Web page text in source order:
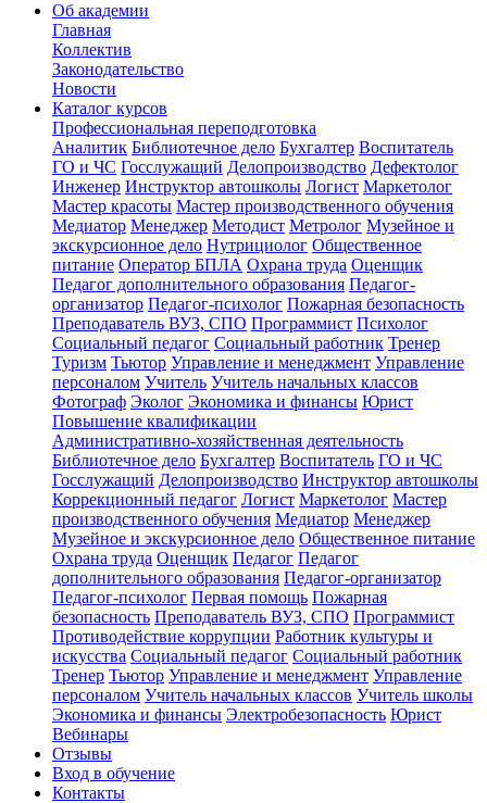
Об академии
Главная
Коллектив
Законодательство
Новости
Каталог курсов
Профессиональная переподготовка
Аналитик Библиотечное дело Бухгалтер Воспитатель
ГО и ЧС Госслужащий Делопроизводство Дефектолог
Инженер Инструктор автошколы Логист Маркетолог
Мастер красоты Мастер производственного обучения
Медиатор Менеджер Методист Метролог Музейное и
экскурсионное дело Нутрициолог Общественное
питание Оператор БПЛА Охрана труда Оценщик
Педагог дополнительного образования Педагог-
организатор Педагог-психолог Пожарная безопасность
Преподаватель ВУЗ, СПО Программист Психолог
Социальный педагог Социальный работник Тренер
Туризм Тьютор Управление и менеджмент Управление
персоналом Учитель Учитель начальных классов
Фотограф Эколог Экономика и финансы Юрист
Повышение квалификации
Административно-хозяйственная деятельность
Библиотечное дело Бухгалтер Воспитатель ГО и ЧС
Госслужащий Делопроизводство Инструктор автошколы
Коррекционный педагог Логист Маркетолог Мастер
производственного обучения Медиатор Менеджер
Музейное и экскурсионное дело Общественное питание
Охрана труда Оценщик Педагог Педагог
дополнительного образования Педагог-организатор
Педагог-психолог Первая помощь Пожарная
безопасность Преподаватель ВУЗ, СПО Программист
Противодействие коррупции Работник культуры и
искусства Социальный педагог Социальный работник
Тренер Тьютор Управление и менеджмент Управление
персоналом Учитель начальных классов Учитель школы
Экономика и финансы Электробезопасность Юрист
Вебинары
Отзывы
Вход в обучение
Контакты